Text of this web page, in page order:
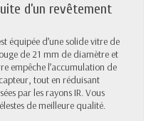
d’un revêtement
équipée d’une solide vitre de
de 21 mm de diamètre et
empêche l’accumulation de
tout en réduisant
par les rayons IR. Vous
de meilleure qualité.